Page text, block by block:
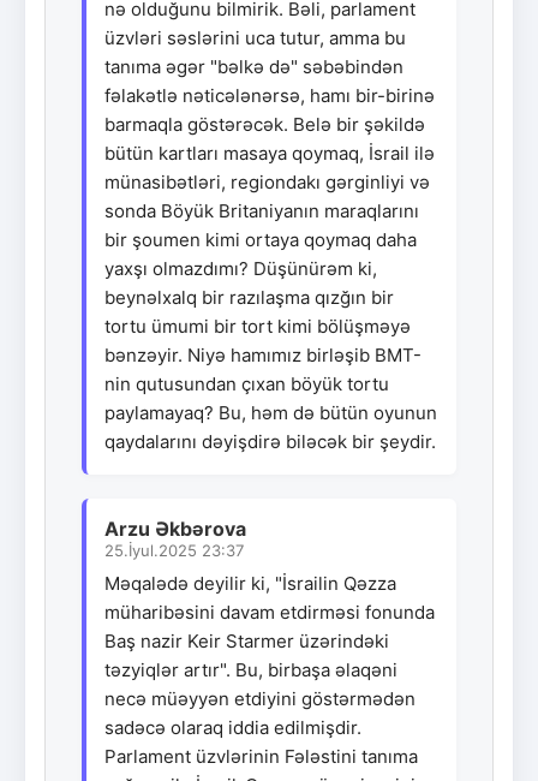
nə olduğunu bilmirik. Bəli, parlament
üzvləri səslərini uca tutur, amma bu
tanıma əgər "bəlkə də" səbəbindən
fəlakətlə nəticələnərsə, hamı bir-birinə
barmaqla göstərəcək. Belə bir şəkildə
bütün kartları masaya qoymaq, İsrail ilə
münasibətləri, regiondakı gərginliyi və
sonda Böyük Britaniyanın maraqlarını
bir şoumen kimi ortaya qoymaq daha
yaxşı olmazdımı? Düşünürəm ki,
beynəlxalq bir razılaşma qızğın bir
tortu ümumi bir tort kimi bölüşməyə
bənzəyir. Niyə hamımız birləşib BMT-
nin qutusundan çıxan böyük tortu
paylamayaq? Bu, həm də bütün oyunun
qaydalarını dəyişdirə biləcək bir şeydir.
Arzu Əkbərova
25.İyul.2025 23:37
Məqalədə deyilir ki, "İsrailin Qəzza
müharibəsini davam etdirməsi fonunda
Baş nazir Keir Starmer üzərindəki
təzyiqlər artır". Bu, birbaşa əlaqəni
necə müəyyən etdiyini göstərmədən
sadəcə olaraq iddia edilmişdir.
Parlament üzvlərinin Fələstini tanıma